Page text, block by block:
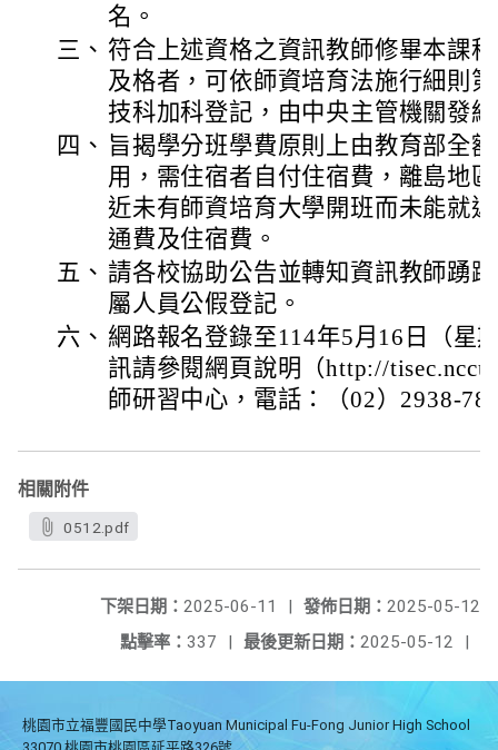
名。
三、 符合上述資格之資訊教師修畢本課
及格者，可依師資培育法施行細則
技科加科登記，由中央主管機關發
四、 旨揭學分班學費原則上由教育部全
用，需住宿者自付住宿費，離島地
近未有師資培育大學開班而未能就
通費及住宿費。
五、 請各校協助公告並轉知資訊教師踴
屬人員公假登記。
六、 網路報名登錄至114年5月16日（星
訊請參閱網頁說明（http://
師研習中心，電話：（02）2938-
相關附件
0512.pdf
發佈日期： 2025-05-12
下架日期： 2025-06-11
|
最後更新日期： 2025-05-12 |
點擊率： 337 |
桃園市立福豐國民中學Taoyuan Municipal Fu-Fong Junior High School